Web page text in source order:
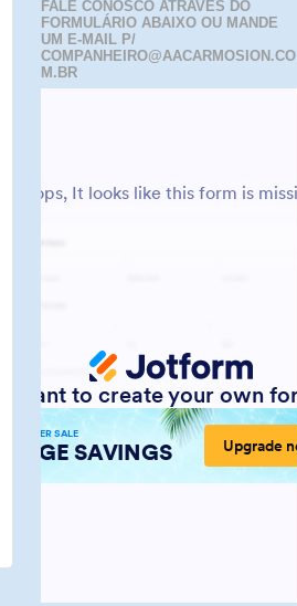
FALE CONOSCO ATRAVÉS DO
FORMULÁRIO ABAIXO OU MANDE
UM E-MAIL P/
COMPANHEIRO@AACARMOSION.CO
M.BR